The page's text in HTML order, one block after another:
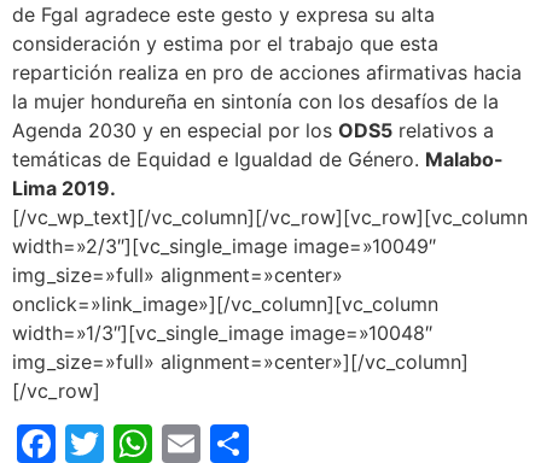
de Fgal agradece este gesto y expresa su alta
consideración y estima por el trabajo que esta
repartición realiza en pro de acciones afirmativas hacia
la mujer hondureña en sintonía con los desafíos de la
Agenda 2030 y en especial por los ODS5 relativos a
temáticas de Equidad e Igualdad de Género. Malabo-
Lima 2019.
[/vc_wp_text][/vc_column][/vc_row][vc_row][vc_column
width=»2/3″][vc_single_image image=»10049″
img_size=»full» alignment=»center»
onclick=»link_image»][/vc_column][vc_column
width=»1/3″][vc_single_image image=»10048″
img_size=»full» alignment=»center»][/vc_column]
[/vc_row]
Facebook
Twitter
WhatsApp
Email